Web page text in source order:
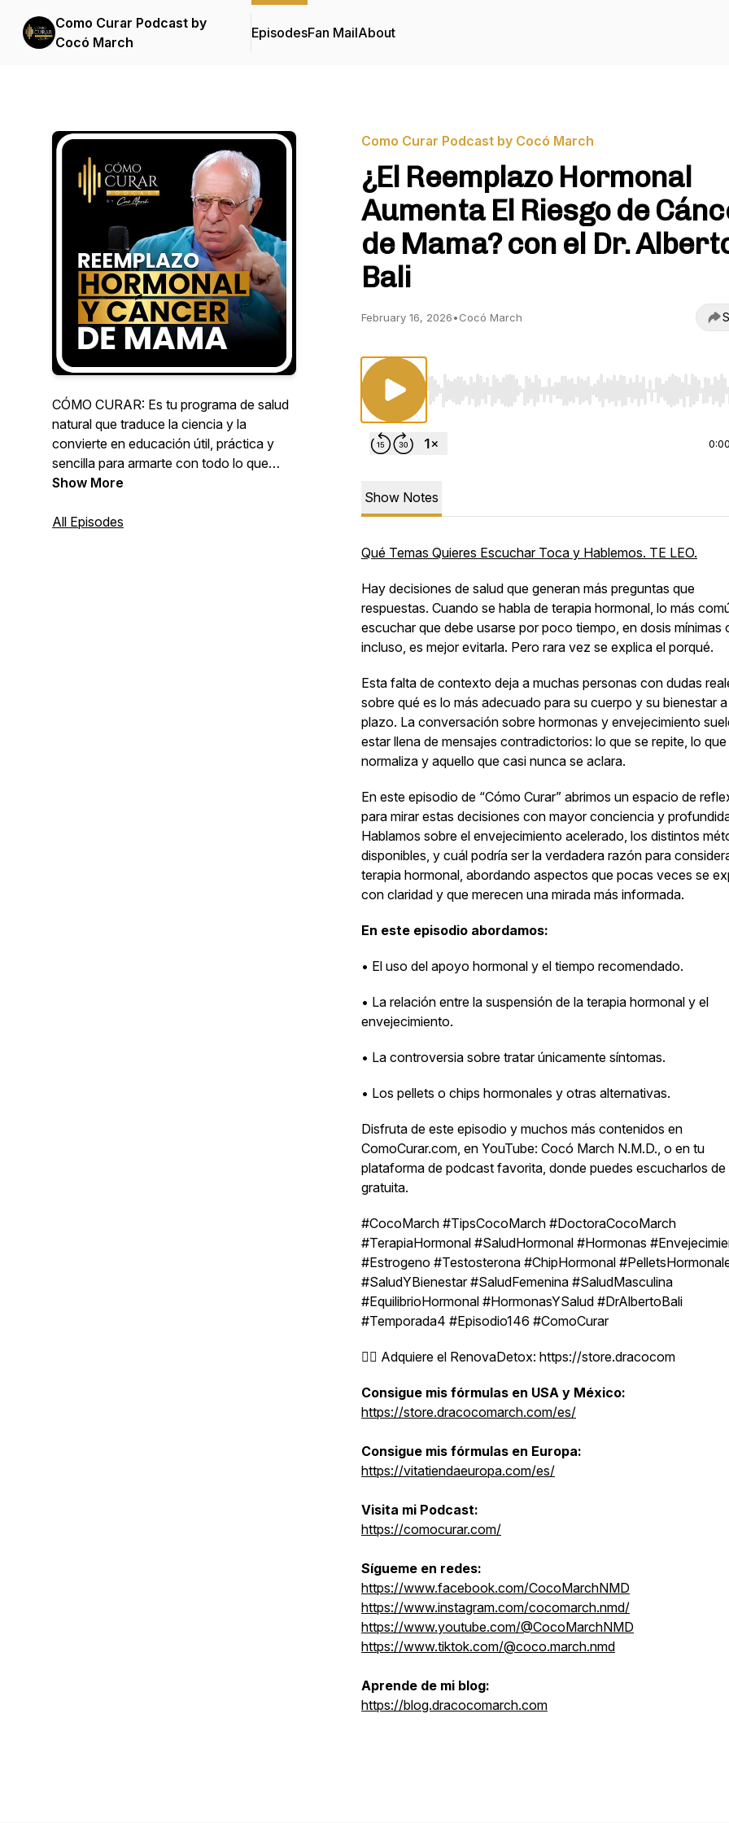
Como Curar Podcast by
Cocó March
EpisodesFan MailAbout
CÓMO CURAR: Es tu programa de salud
natural que traduce la ciencia y la
convierte en educación útil, práctica y
sencilla para armarte con todo lo que
necesitas para decir NO a las sentencias
científica, te invito a explorar mi podcast
Show More
All Episodes
Como Curar Podcast by Cocó March
¿El Reemplazo Hormonal
Aumenta El Riesgo de
de Mama? con el Dr.
Bali
February 16, 2026•Cocó March
Use Left/Right to seek, Home/End to jump to start
0:00
Show Notes
Qué Temas Quieres Escuchar Toca y Hablemos. TE LEO.
Hay decisiones de salud que generan más preguntas que
respuestas. Cuando se habla de terapia hormonal, lo más
escuchar que debe usarse por poco tiempo, en dosis mínimas
incluso, es mejor evitarla. Pero rara vez se explica el porqué.
Esta falta de contexto deja a muchas personas con dudas
sobre qué es lo más adecuado para su cuerpo y su bienestar
plazo. La conversación sobre hormonas y envejecimiento
estar llena de mensajes contradictorios: lo que se repite, lo
normaliza y aquello que casi nunca se aclara.
En este episodio de “Cómo Curar” abrimos un espacio de
para mirar estas decisiones con mayor conciencia y
Hablamos sobre el envejecimiento acelerado, los distintos
disponibles, y cuál podría ser la verdadera razón para
terapia hormonal, abordando aspectos que pocas veces se
con claridad y que merecen una mirada más informada.
En este episodio abordamos:
• El uso del apoyo hormonal y el tiempo recomendado.
• La relación entre la suspensión de la terapia hormonal y el
envejecimiento.
• La controversia sobre tratar únicamente síntomas.
• Los pellets o chips hormonales y otras alternativas.
Disfruta de este episodio y muchos más contenidos en
ComoCurar.com, en YouTube: Cocó March N.M.D., o en tu
plataforma de podcast favorita, donde puedes escucharlos
gratuita.
#CocoMarch #TipsCocoMarch #DoctoraCocoMarch
#TerapiaHormonal #SaludHormonal #Hormonas
#Estrogeno #Testosterona #ChipHormonal
#SaludYBienestar #SaludFemenina #SaludMasculina
#EquilibrioHormonal #HormonasYSalud #DrAlbertoBali
#Temporada4 #Episodio146 #ComoCurar
👉🏼 Adquiere el RenovaDetox: https://store.dracocom
Consigue mis fórmulas en USA y México:
https://store.dracocomarch.com/es/
Consigue mis fórmulas en Europa:
https://vitatiendaeuropa.com/es/
Visita mi Podcast:
https://comocurar.com/
Sígueme en redes:
https://www.facebook.com/CocoMarchNMD
https://www.instagram.com/cocomarch.nmd/
https://www.youtube.com/@CocoMarchNMD
https://www.tiktok.com/@coco.march.nmd
Aprende de mi blog:
https://blog.dracocomarch.com